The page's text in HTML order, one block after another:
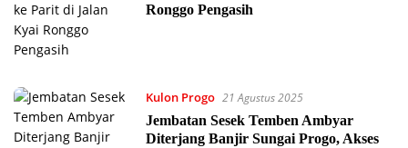
Ronggo Pengasih
Kulon Progo 21 Agustus 2025
Jembatan Sesek Temben Ambyar
Diterjang Banjir Sungai Progo, Akses